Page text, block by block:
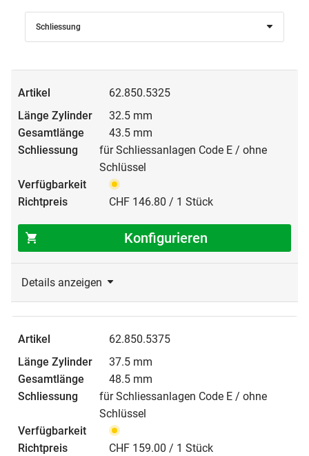
Schliessung
62.850.5325
32.5 mm
43.5 mm
für Schliessanlagen Code E / ohne
Schlüssel
CHF 146.80 / 1 Stück
Konfigurieren
Details anzeigen
62.850.5375
37.5 mm
48.5 mm
für Schliessanlagen Code E / ohne
Schlüssel
CHF 159.00 / 1 Stück